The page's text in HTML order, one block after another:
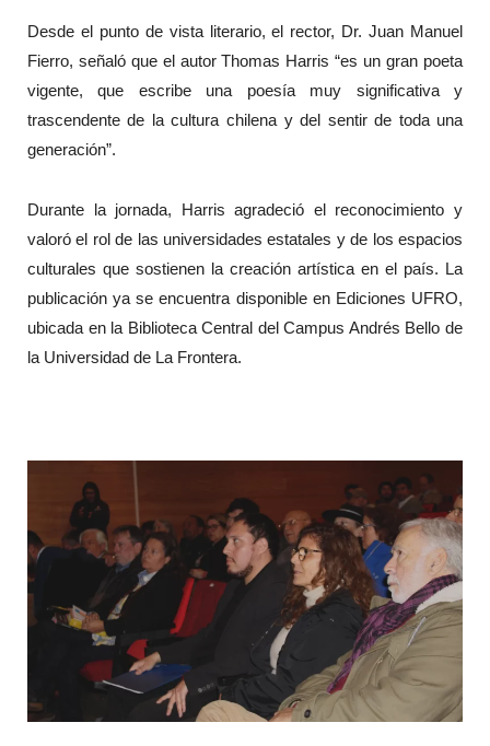
Desde el punto de vista literario, el rector, Dr. Juan Manuel
Fierro, señaló que el autor Thomas Harris “es un gran poeta
vigente, que escribe una poesía muy significativa y
trascendente de la cultura chilena y del sentir de toda una
generación”.
Durante la jornada, Harris agradeció el reconocimiento y
valoró el rol de las universidades estatales y de los espacios
culturales que sostienen la creación artística en el país. La
publicación ya se encuentra disponible en Ediciones UFRO,
ubicada en la Biblioteca Central del Campus Andrés Bello de
la Universidad de La Frontera.